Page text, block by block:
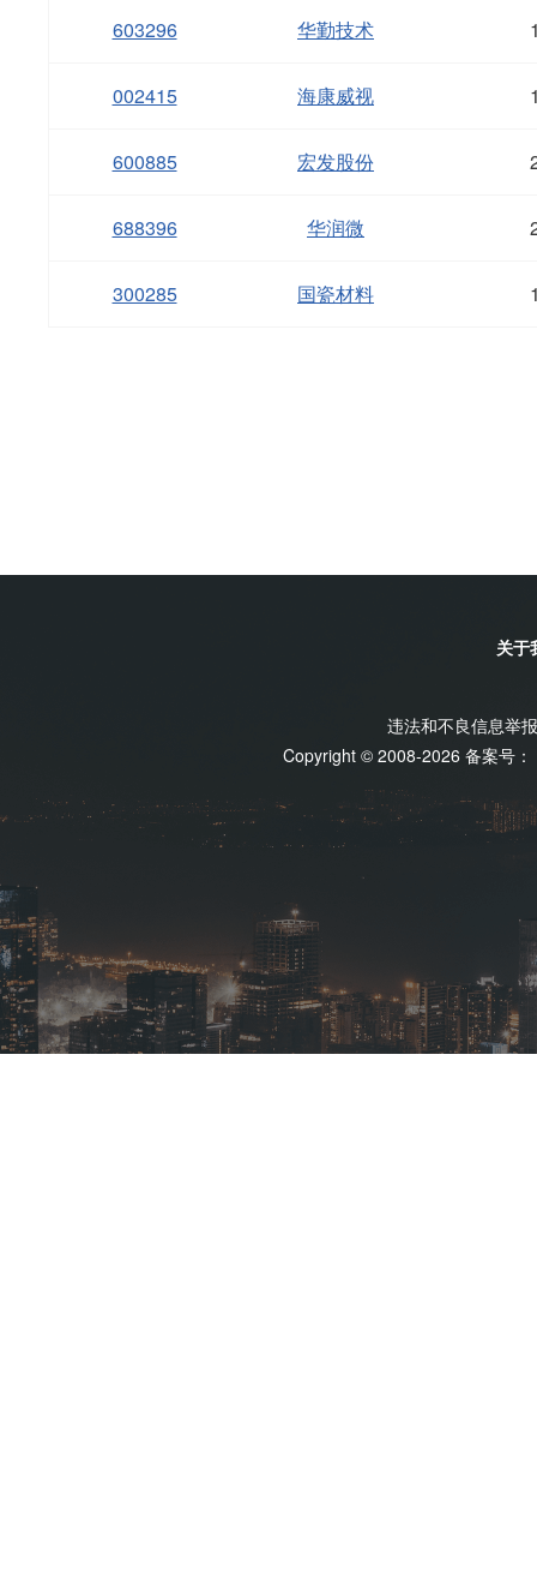
603296 华勤技术
002415 海康威视
600885 宏发股份
688396 华润微
300285 国瓷材料
关于
违法和不良信息举
Copyright © 2008-2026 备案号：